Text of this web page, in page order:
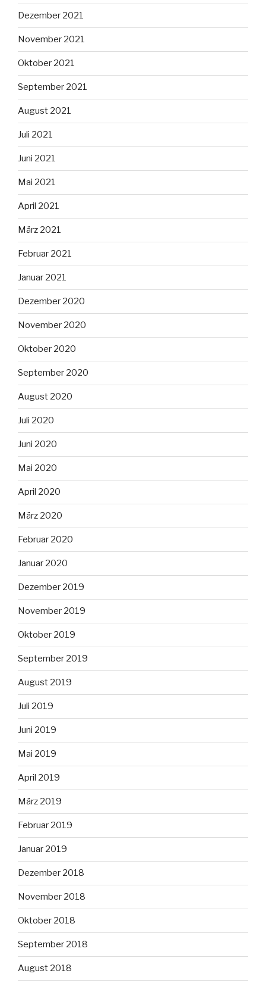
Dezember 2021
November 2021
Oktober 2021
September 2021
August 2021
Juli 2021
Juni 2021
Mai 2021
April 2021
März 2021
Februar 2021
Januar 2021
Dezember 2020
November 2020
Oktober 2020
September 2020
August 2020
Juli 2020
Juni 2020
Mai 2020
April 2020
März 2020
Februar 2020
Januar 2020
Dezember 2019
November 2019
Oktober 2019
September 2019
August 2019
Juli 2019
Juni 2019
Mai 2019
April 2019
März 2019
Februar 2019
Januar 2019
Dezember 2018
November 2018
Oktober 2018
September 2018
August 2018